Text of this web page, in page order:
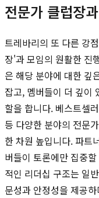
전문가 클럽장
트레바리의 또 다른 강
장'과 모임의 원활한 진
은 해당 분야에 대한 깊
잡고, 멤버들이 더 깊이
할을 합니다. 베스트셀
등 다양한 분야의 전문
한 차원 높입니다. 파트
버들이 토론에만 집중
적인 리더십 구조는 일
문성과 안정성을 제공